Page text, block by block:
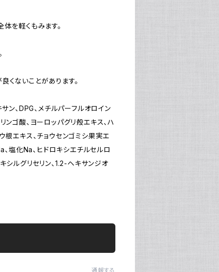
を軽くもみます。
くないことがあります。
ン、DPG、メチルパーフルオロイン
ンゴ酸、ヨーロッパグリ殻エキス、ハ
根エキス、チョウセンゴミシ果実エ
、塩化Na、ヒドロキシエチルセルロ
シルグリセリン、1.2-ヘキサンジオ
通報する